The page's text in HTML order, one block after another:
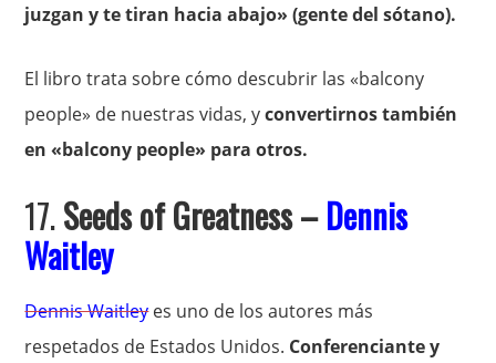
juzgan y te tiran hacia abajo» (gente del sótano).
El libro trata sobre cómo descubrir las «balcony
people» de nuestras vidas, yconvertirnos también
en «balcony people» para otros.
17.Seeds of Greatness –Dennis
Waitley
Dennis Waitleyes uno de los autores más
respetados de Estados Unidos. Conferenciante y